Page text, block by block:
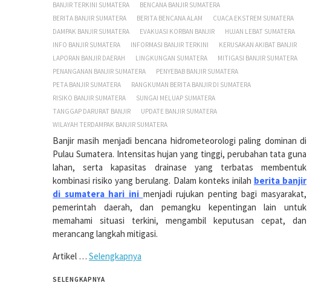
BANJIR TERKINI SUMATERA
BENCANA BANJIR SUMATERA
BERITA BANJIR SUMATERA
BERITA BENCANA ALAM
CUACA EKSTREM SUMATERA
DAMPAK BANJIR SUMATERA
EVAKUASI KORBAN BANJIR
HUJAN LEBAT SUMATERA
INFO BANJIR SUMATERA
INFORMASI BANJIR TERKINI
KERUSAKAN AKIBAT BANJIR
LAPORAN BANJIR DAERAH
LINGKUNGAN SUMATERA
MITIGASI BANJIR SUMATERA
PENANGANAN BANJIR SUMATERA
PENYEBAB BANJIR SUMATERA
PETA BANJIR SUMATERA
RANGKUMAN BERITA BANJIR DI SUMATERA
RISIKO BANJIR SUMATERA
SUNGAI MELUAP SUMATERA
TANGGAP DARURAT BANJIR
UPDATE BANJIR SUMATERA
WILAYAH TERDAMPAK BANJIR SUMATERA
Banjir masih menjadi bencana hidrometeorologi paling dominan di
Pulau Sumatera. Intensitas hujan yang tinggi, perubahan tata guna
lahan, serta kapasitas drainase yang terbatas membentuk
kombinasi risiko yang berulang. Dalam konteks inilah berita banjir
di sumatera hari ini menjadi rujukan penting bagi masyarakat,
pemerintah daerah, dan pemangku kepentingan lain untuk
memahami situasi terkini, mengambil keputusan cepat, dan
merancang langkah mitigasi.
Artikel … Selengkapnya
SELENGKAPNYA